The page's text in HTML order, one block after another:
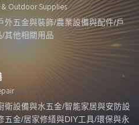
Outdoor Supplies
外五金與裝飾/農業設備與配件/戶
其他相關用品
衛設備與水五金/智能家居與安防設
五金/居家修繕與DIY工具/環保與永